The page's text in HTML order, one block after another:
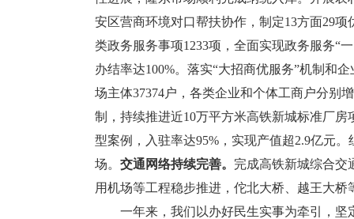
安区营商环境对口帮扶协作，制定13方面29
类政务服务事项1233项，全面实现政务服务“
办结率达100%。落实“大招商优服务”机制和
场主体37374户，各类企业和个体工商户分别
制，持续推进近10万平方米高铁新城标准厂
型案例，入驻率达95%，实现产值超2.9亿元
场。 交通网络持续完善。 完成高铁新城综合交
用机场等工程稳步推进，佗北大桥、越王大
一年来，我们以办好民生实事为牵引，坚